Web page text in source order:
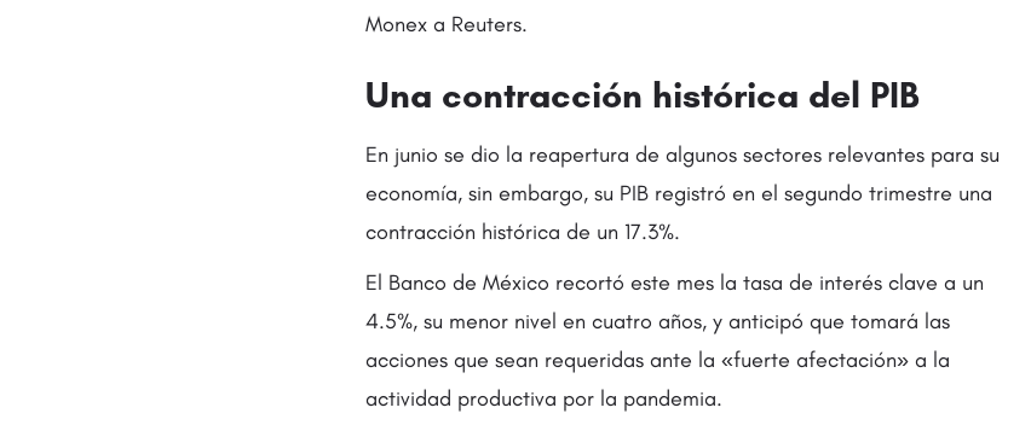
Monex a Reuters.
Una contracción histórica del PIB
En junio se dio la reapertura de algunos sectores relevantes para su
economía, sin embargo, su PIB registró en el segundo trimestre una
contracción histórica de un 17.3%.
El Banco de México recortó este mes la tasa de interés clave a un
4.5%, su menor nivel en cuatro años, y anticipó que tomará las
acciones que sean requeridas ante la «fuerte afectación» a la
actividad productiva por la pandemia.